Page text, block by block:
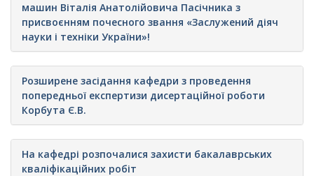
машин Віталія Анатолійовича Пасічника з
присвоєнням почесного звання «Заслужений діяч
науки і техніки України»!
Розширене засідання кафедри з проведення
попередньої експертизи дисертаційної роботи
Корбута Є.В.
На кафедрі розпочалися захисти бакалаврських
кваліфікаційних робіт